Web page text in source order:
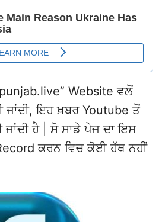
Website ਵਲੋਂ
ਜਾਂਦੀ, ਇਹ ਖ਼ਬਰ Youtube ਤੋਂ
ਜਾਂਦੀ ਹੈ | ਸੋ ਸਾਡੇ ਪੇਜ ਦਾ ਇਸ
ਕਰਨ ਵਿਚ ਕੋਈ ਹੱਥ ਨਹੀਂ